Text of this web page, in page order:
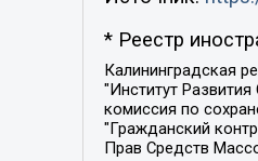
* Реестр
Калининградская региональная общественная организация "Экозащита!-Женсовет", Фонд содействия защите прав и свобод граждан "Общественный вердикт", Фонд "Институт Развития Свободы Информации", Частное учреждение "Информационное агентство МЕМО. РУ", Региональная общественная организация "Общественная комиссия по сохранению наследия академика Сахарова", Фонд поддержки свободы прессы, Санкт-Петербургская общественная правозащитная организация "Гражданский контроль", Межрегиональная общественная организация "Информационно-просветительский центр "Мемориал", Региональный Фонд "Центр Защиты Прав Средств Массовой Информации", с 05.12.2023 Фонд "Центр Защиты Прав Средств массовой информации", Региональная общественная благотворительная организация помощи беженцам и мигрантам "Гражданское содействие", Негосударственное образовательное учреждение дополнительного профессионального образования (повышение квалификации) специалистов "АКАДЕМИЯ ПО ПРАВАМ ЧЕЛОВЕКА", Свердловская региональная общественная организация "Сутяжник", Автономная некоммерческая организация "Центр независимых социологических исследований", Союз общественных объединений